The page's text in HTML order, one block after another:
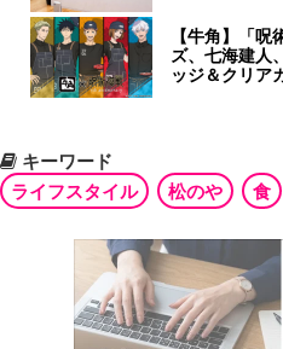
【牛角】「
ズ、七海建
ッジ＆クリア
キーワード
ライフスタイル
松のや 食